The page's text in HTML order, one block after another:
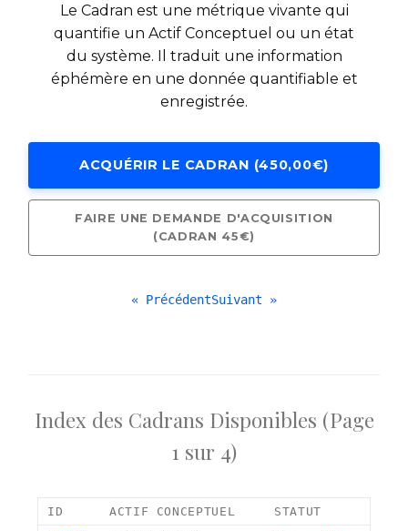
Le Cadran est une métrique vivante qui
quantifie un Actif Conceptuel ou un état
du système. Il traduit une information
éphémère en une donnée quantifiable et
enregistrée.
ACQUÉRIR LE CADRAN (450,00€)
FAIRE UNE DEMANDE D'ACQUISITION
(CADRAN 45€)
« PrécédentSuivant »
Index des Cadrans Disponibles (Page
1 sur 4)
ID ACTIF CONCEPTUEL STATUT